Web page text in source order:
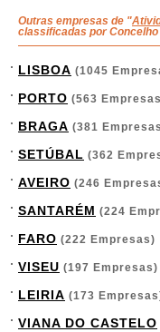
Outras empresas de "
classificadas por Concelho
LISBOA (1045
PORTO (563
BRAGA (381
SETÚBAL (362
AVEIRO (246
SANTARÉM (224
FARO (222 Empresas)
VISEU (197 Empresas)
LEIRIA (173
VIANA DO CASTELO